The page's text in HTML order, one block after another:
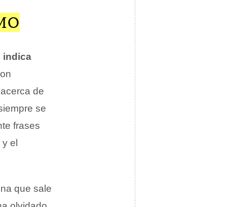
indica
de
se
frases
el
que sale